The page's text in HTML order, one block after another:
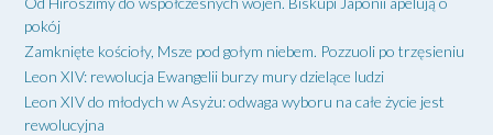
pokój
Zamknięte kościoły, Msze pod gołym niebem. Pozzuoli po trzęsieniu
Leon XIV: rewolucja Ewangelii burzy mury dzielące ludzi
Leon XIV do młodych w Asyżu: odwaga wyboru na całe życie jest
rewolucyjna